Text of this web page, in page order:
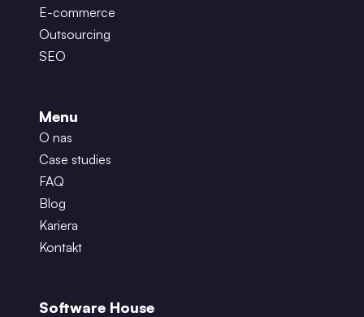
E-commerce
Outsourcing
SEO
Menu
O nas
Case studies
FAQ
Blog
Kariera
Kontakt
Software House